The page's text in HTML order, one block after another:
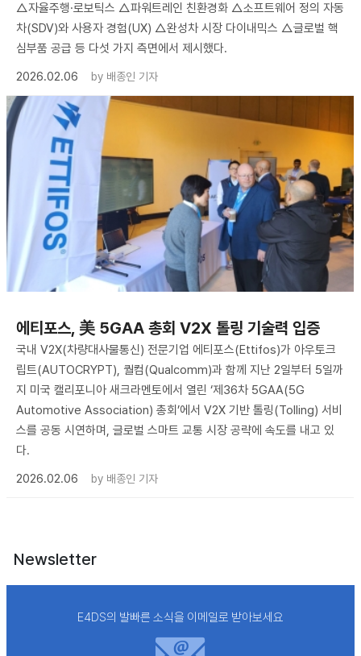
△자율주행·로보틱스 △파워트레인 친환경화 △소프트웨어 정의 자동
차(SDV)와 사용자 경험(UX) △완성차 시장 다이내믹스 △글로벌 핵
심부품 공급 등 다섯 가지 측면에서 제시했다.
2026.02.06
by 배종인 기자
에티포스, 美 5GAA 총회 V2X 톨링 기술력 입증
국내 V2X(차량대사물통신) 전문기업 에티포스(Ettifos)가 아우토크
립트(AUTOCRYPT), 퀄컴(Qualcomm)과 함께 지난 2일부터 5일까
지 미국 캘리포니아 새크라멘토에서 열린 ‘제36차 5GAA(5G
Automotive Association) 총회’에서 V2X 기반 톨링(Tolling) 서비
스를 공동 시연하며, 글로벌 스마트 교통 시장 공략에 속도를 내고 있
다.
2026.02.06
by 배종인 기자
Newsletter
E4DS의 발빠른 소식을 이메일로 받아보세요